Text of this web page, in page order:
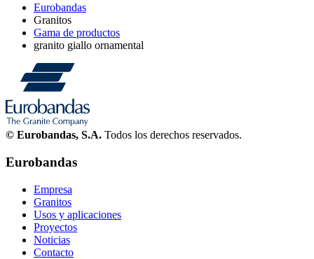
Eurobandas
Granitos
Gama de productos
granito giallo ornamental
© Eurobandas, S.A. Todos los derechos reservados.
Eurobandas
Empresa
Granitos
Usos y aplicaciones
Proyectos
Noticias
Contacto